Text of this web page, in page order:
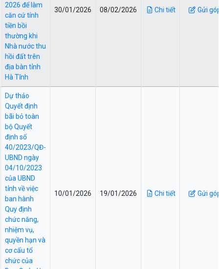
2026 để làm
căn cứ tính
tiền bồi
thường khi
Nhà nước thu
hồi đất trên
địa bàn tỉnh
Hà Tĩnh
30/01/2026 08/02/2026 Chi tiết Gửi
Dự thảo
Quyết định
bãi bỏ toàn
bộ Quyết
định số
40/2023/QĐ-
UBND ngày
04/10/2023
của UBND
tỉnh về việc
ban hành
Quy định
chức năng,
nhiệm vụ,
quyền hạn và
cơ cấu tổ
chức của
10/01/2026 19/01/2026 Chi tiết Gửi